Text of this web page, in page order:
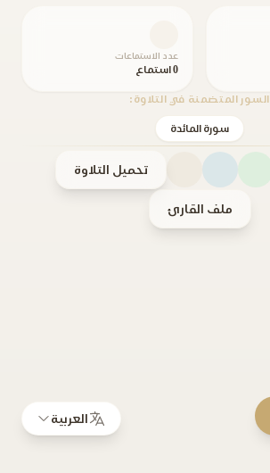
عدد الاستماعات
0 استماع
السور المتضمنة في التلاوة:
سورة المائدة
تحميل التلاوة
ملف القارئ
العربية